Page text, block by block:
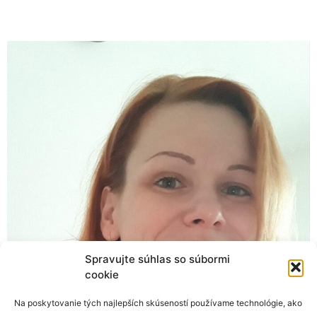
Spravujte súhlas so súbormi
cookie
Na poskytovanie tých najlepších skúseností používame technológie, ako